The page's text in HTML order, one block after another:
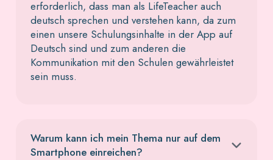
erforderlich, dass man als LifeTeacher auch
deutsch sprechen und verstehen kann, da zum
einen unsere Schulungsinhalte in der App auf
Deutsch sind und zum anderen die
Kommunikation mit den Schulen gewährleistet
sein muss.
Warum kann ich mein Thema nur auf dem
Smartphone einreichen?